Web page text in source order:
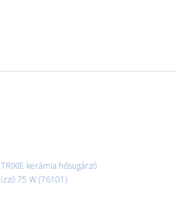
TRIXIE kerámia hősugárzó
izzó 75 W (76101)